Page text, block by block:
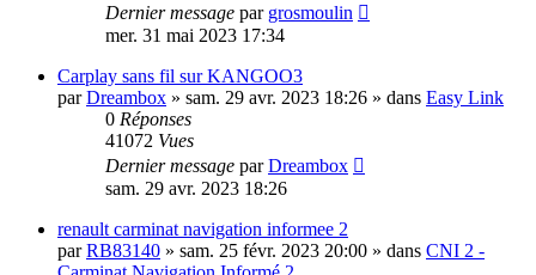
Dernier message par grosmoulin
mer. 31 mai 2023 17:34
Carplay sans fil sur KANGOO3
parDreambox » sam. 29 avr. 2023 18:26 » dans Easy Link
0 Réponses
41072 Vues
Dernier message parDreambox
sam. 29 avr. 2023 18:26
renault carminat navigation informee 2
parRB83140 » sam. 25 févr. 2023 20:00 » dans CNI 2 -